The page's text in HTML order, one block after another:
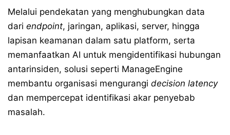
Melalui pendekatan yang menghubungkan data
dari endpoint, jaringan, aplikasi, server, hingga
lapisan keamanan dalam satu platform, serta
memanfaatkan AI untuk mengidentifikasi hubungan
antarinsiden, solusi seperti ManageEngine
membantu organisasi mengurangi decision latency
dan mempercepat identifikasi akar penyebab
masalah.